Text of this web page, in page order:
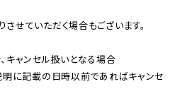
せていただく場合もございます。
キャンセル扱いとなる場合
明に記載の日時以前であればキャンセ